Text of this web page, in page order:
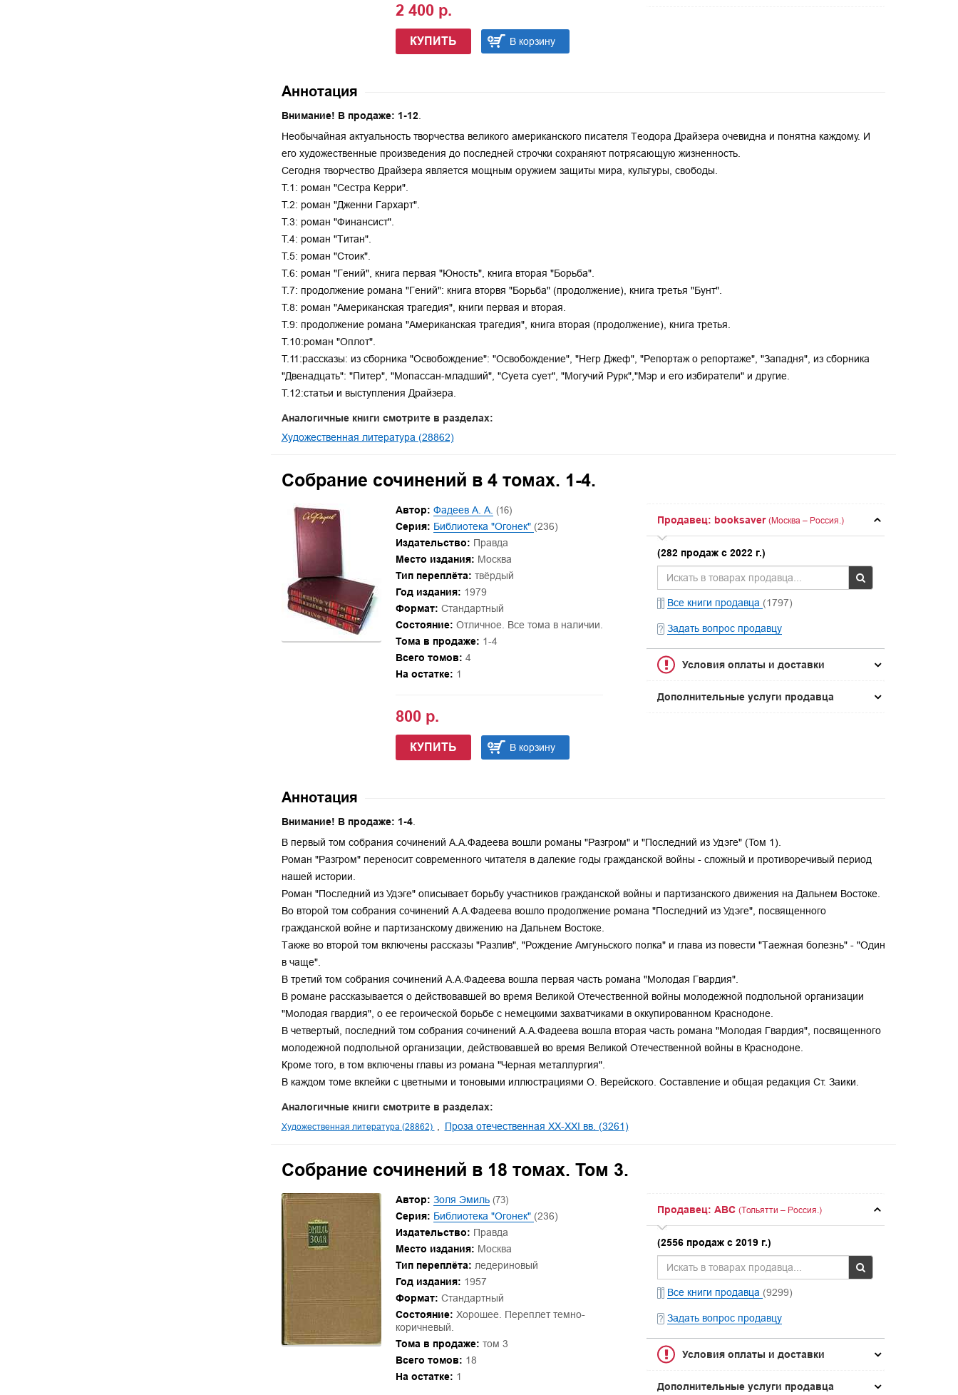
2 400 р.
КУПИТЬ В корзину
Аннотация
Внимание! В продаже: 1-12
Необычайная актуальность творчества великого американского писателя Теодора Драйзера очевидна и понятна каждому. И
его художественные произведения до последней строчки сохраняют потрясающую жизненность.
Сегодня творчество Драйзера является мощным оружием защиты мира, культуры, свободы.
Т.1: роман "Сестра Керри".
Т.2: роман "Дженни Гархарт".
Т.3: роман "Финансист".
Т.4: роман "Титан".
Т.5: роман "Стоик".
Т.6: роман "Гений", книга первая "Юность", книга вторая "Борьба".
Т.7: продолжение романа "Гений": книга вторвя "Борьба" (продолжение), книга третья "Бунт".
Т.8: роман "Американская трагедия", книги первая и вторая.
Т.9: продолжение романа "Американская трагедия", книга вторая (продолжение), книга третья.
Т.10:роман "Оплот".
Т.11:рассказы: из сборника "Освобождение": "Освобождение", "Негр Джеф", "Репортаж о репортаже", "Западня", из сборника
"Двенадцать": "Питер", "Мопассан-младший", "Суета сует", "Могучий Рурк","Мэр и его избиратели" и другие.
Т.12:статьи и выступления Драйзера.
Аналогичные книги смотрите в разделах:
Художественная литература (28862)
Собрание сочинений в 4 томах. 1-4.
Автор: Фадеев А. А. (16)
Серия: Библиотека "Огонек" (236)
Издательство: Правда
Место издания: Москва
Тип переплёта: твёрдый
Год издания: 1979
Формат: Стандартный
Состояние: Отличное. Все тома в наличии.
Тома в продаже: 1-4
Всего томов: 4
На остатке: 1
800 р.
КУПИТЬ В корзину
Продавец: booksaver (Москва – Россия.)
(282 продаж с 2022 г.)
Все книги продавца (1797)
Задать вопрос продавцу
Условия оплаты и доставки
Дополнительные услуги продавца
Аннотация
Внимание! В продаже: 1-4.
В первый том собрания сочинений А.А.Фадеева вошли романы "Разгром" и "Последний из Удэге" (Том 1).
Роман "Разгром" переносит современного читателя в далекие годы гражданской войны - сложный и противоречивый период
нашей истории.
Роман "Последний из Удэге" описывает борьбу участников гражданской войны и партизанского движения на Дальнем Востоке.
Во второй том собрания сочинений А.А.Фадеева вошло продолжение романа "Последний из Удэге", посвященного
гражданской войне и партизанскому движению на Дальнем Востоке.
Также во второй том включены рассказы "Разлив", "Рождение Амгуньского полка" и глава из повести "Таежная болезнь" - "Один
в чаще".
В третий том собрания сочинений А.А.Фадеева вошла первая часть романа "Молодая Гвардия".
В романе рассказывается о действовавшей во время Великой Отечественной войны молодежной подпольной организации
"Молодая гвардия", о ее героической борьбе с немецкими захватчиками в оккупированном Краснодоне.
В четвертый, последний том собрания сочинений А.А.Фадеева вошла вторая часть романа "Молодая Гвардия", посвященного
молодежной подпольной организации, действовавшей во время Великой Отечественной войны в Краснодоне.
Кроме того, в том включены главы из романа "Черная металлургия".
В каждом томе вклейки с цветными и тоновыми иллюстрациями О. Верейского. Составление и общая редакция Ст. Заики.
Аналогичные книги смотрите в разделах:
Художественная литература (28862) Проза отечественная XX-XXI вв. (3261)
Собрание сочинений в 18 томах. Том 3.
Автор: Золя Эмиль (73)
Серия: Библиотека "Огонек" (236)
Издательство: Правда
Место издания: Москва
Тип переплёта: ледериновый
Год издания: 1957
Формат: Стандартный
Состояние: Хорошее. Переплет темно-
коричневый.
Тома в продаже: том 3
Всего томов: 18
На остатке: 1
Продавец: ABC (Тольятти – Россия.)
(2556 продаж с 2019 г.)
Все книги продавца (9299)
Задать вопрос продавцу
Условия оплаты и доставки
Дополнительные услуги продавца